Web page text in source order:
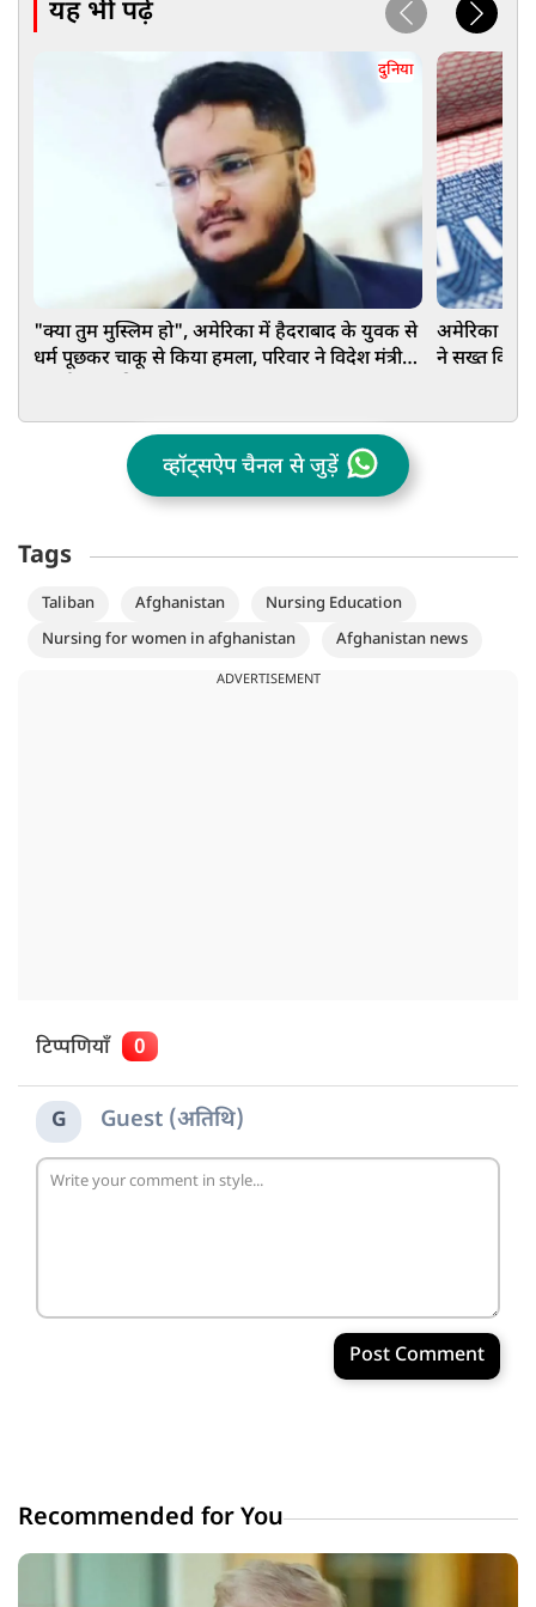
यह भी पढ़ें
दुनिया
"क्या तुम मुस्लिम हो", अमेरिका में हैदराबाद के युवक से
धर्म पूछकर चाकू से किया हमला, परिवार ने विदेश मंत्री से
अमेरिका में
ने सख्त किए
व्हॉट्सऐप चैनल से जुड़ें
Tags
Taliban Afghanistan
Nursing Education
Nursing for women in afghanistan
Afghanistan news
ADVERTISEMENT
टिप्पणियाँ 0
G Guest (अतिथि)
Post Comment
Recommended for You